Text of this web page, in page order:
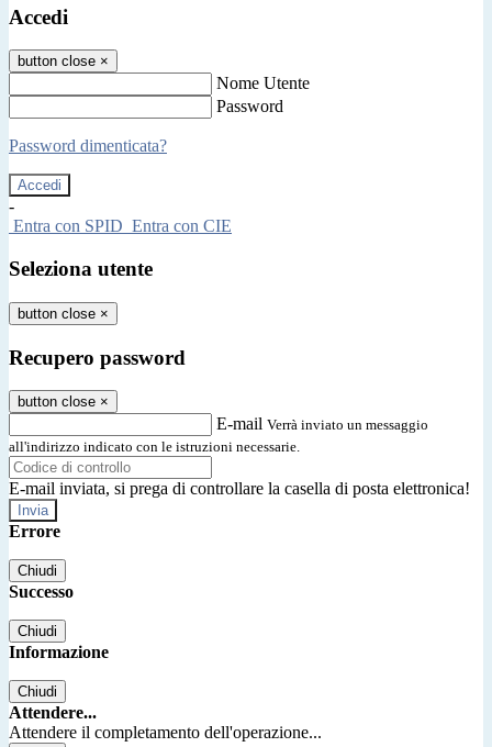
Accedi
button close ×
Nome Utente
Password
Password dimenticata?
-
Entra con SPID Entra con CIE
Seleziona utente
button close ×
Recupero password
button close ×
E-mail Verrà inviato un messaggio
all'indirizzo indicato con le istruzioni necessarie.
E-mail inviata, si prega di controllare la casella di posta elettronica!
Errore
Chiudi
Successo
Chiudi
Informazione
Chiudi
Attendere...
Attendere il completamento dell'operazione...